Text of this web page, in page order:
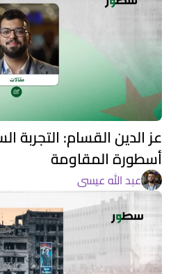
عز الدين القسام: التجربة
أسطورة المقاومة
عبد الله عيسى